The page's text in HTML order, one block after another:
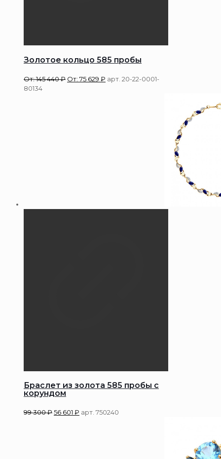
Золотое кольцо 585 пробы
От:145 440₽ От: 75 629 ₽ арт. 20-22-0001-
80134
Браслет из золота 585 пробы с
корундом
99 300₽56 601 ₽ арт. 750240